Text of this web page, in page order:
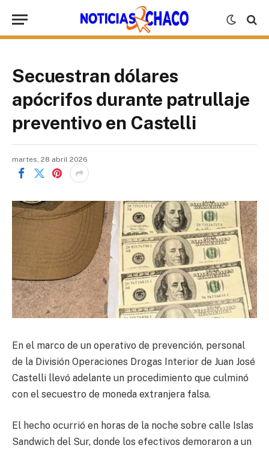
Secuestran dólares
apócrifos durante patrullaje
preventivo en Castelli
martes, 28 abril 2026
En el marco de un operativo de prevención, personal
de la División Operaciones Drogas Interior de Juan José
Castelli llevó adelante un procedimiento que culminó
con el secuestro de moneda extranjera falsa.
El hecho ocurrió en horas de la noche sobre calle Islas
Sandwich del Sur, donde los efectivos demoraron a un